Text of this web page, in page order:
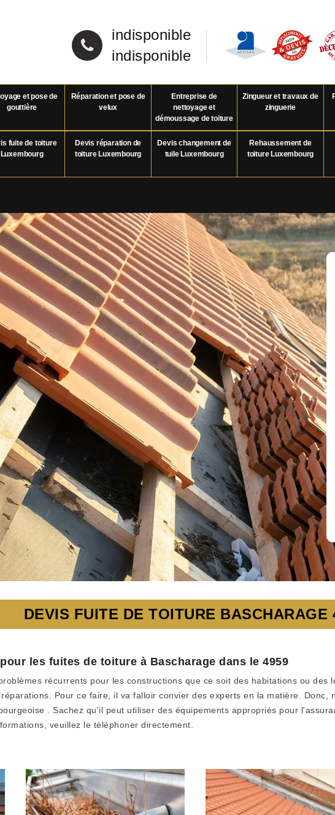
indisponible
indisponible
et pose de
gouttière
Réparation et pose de
velux
Entreprise de
nettoyage et
démoussage de toiture
Zingueur et travaux de
zinguerie
fuite de toiture
Luxembourg
Devis réparation de
toiture Luxembourg
Devis changement de
tuile Luxembourg
Rehaussement de
toiture Luxembourg
DEVIS FUITE DE TOITURE BASCHARAGE
les fuites de toiture à Bascharage dans le 4959
récurrents pour les constructions que ce soit des habitations ou des
Pour ce faire, il va falloir convier des experts en la matière. Donc,
. Sachez qu'il peut utiliser des équipements appropriés pour
veuillez le téléphoner directement.